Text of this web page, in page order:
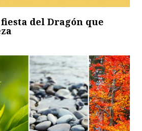
del Dragón que